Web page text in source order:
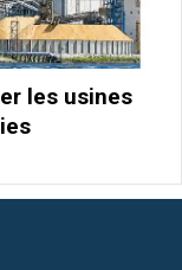
les usines